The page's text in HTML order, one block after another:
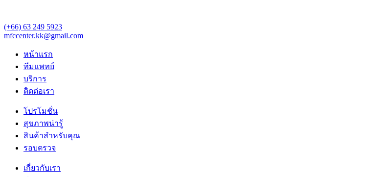
(+66) 63 249 5923‬‬
mfccenter.kk@gmail.com
หน้าแรก
ทีมแพทย์
บริการ
ติดต่อเรา
โปรโมชั่น
สุขภาพน่ารู้
สินค้าสำหรับคุณ
รอบตรวจ
เกี่ยวกับเรา